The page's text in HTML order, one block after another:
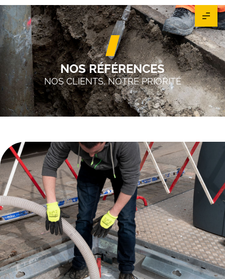
NOS RÉFÉRENCES
NOS CLIENTS, NOTRE PRIORITÉ